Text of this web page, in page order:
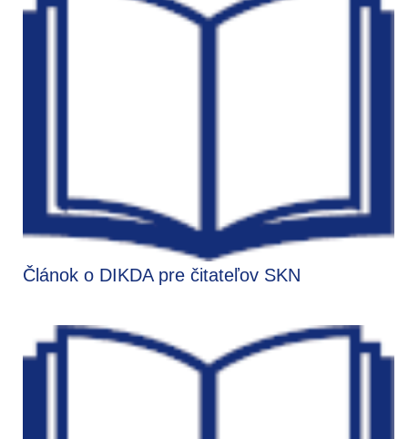
Článok o DIKDA pre čitateľov SKN